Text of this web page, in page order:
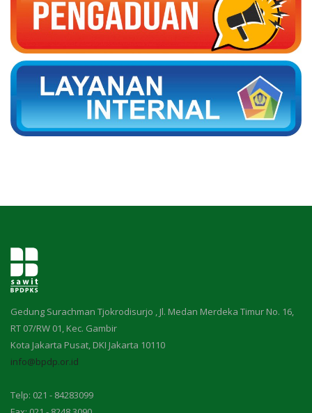
Gedung Surachman Tjokrodisurjo , Jl. Medan Merdeka Timur No. 16,
RT 07/RW 01, Kec. Gambir
Kota Jakarta Pusat, DKI Jakarta 10110
info@bpdp.or.id
Telp: 021 - 84283099